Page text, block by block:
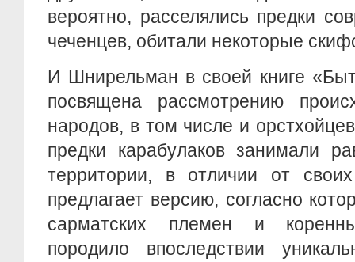
вероятно, расселялись предки
чеченцев, обитали некоторые
И Шнирельман в своей книге
посвящена рассмотрению
народов, в том числе и
предки карабулаков занимали
территории, в отличии от
предлагает версию, согласно
сарматских племен и
породило впоследствии